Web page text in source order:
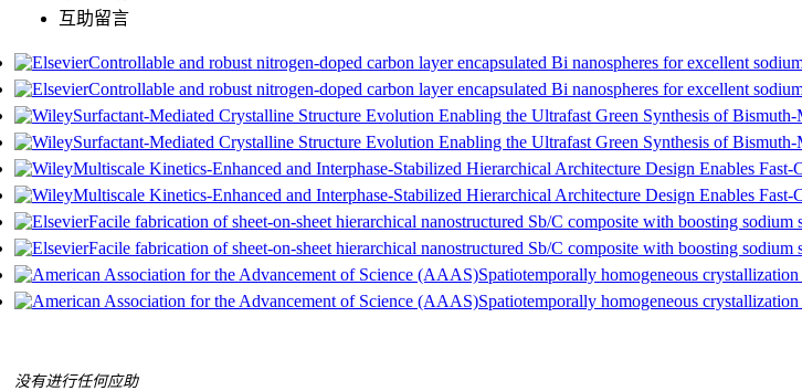
互助留言
Controllable and robust nitrogen-doped carbon layer encapsulated Bi nanospheres for excellent
Controllable and robust nitrogen-doped carbon layer encapsulated Bi nanospheres for excellent
Surfactant‐Mediated Crystalline Structure Evolution Enabling the Ultrafast Green Synthesis of
Surfactant-Mediated Crystalline Structure Evolution Enabling the Ultrafast Green Synthesis of
Multiscale Kinetics‐Enhanced and Interphase‐Stabilized Hierarchical Architecture Design Enables
Multiscale Kinetics‐Enhanced and Interphase‐Stabilized Hierarchical Architecture Design Enables
Facile fabrication of sheet-on-sheet hierarchical nanostructured Sb/C composite with boosting sodium
Facile fabrication of sheet-on-sheet hierarchical nanostructured Sb/C composite with boosting sodium
Spatiotemporally homogeneous
Spatiotemporally homogeneous
没有进行任何应助